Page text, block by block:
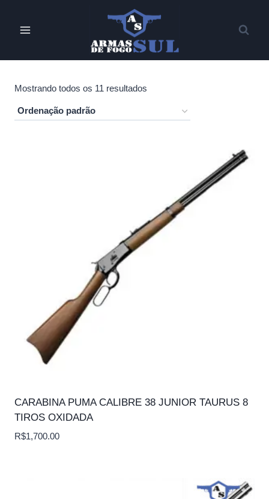
Mostrando todos os 11 resultados
CARABINA PUMA CALIBRE 38 JUNIOR TAURUS 8
TIROS OXIDADA
R$1,700.00